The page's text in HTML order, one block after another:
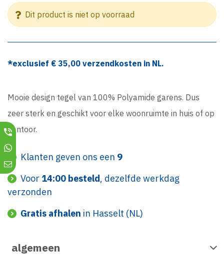
Dit product is niet op voorraad
*exclusief € 35,00 verzendkosten in NL.
Mooie design tegel van 100% Polyamide garens. Dus
zeer sterk en geschikt voor elke woonruimte in huis of op
kantoor.
Klanten geven ons een 9
Voor 14:00 besteld, dezelfde werkdag
verzonden
Gratis afhalen in Hasselt (NL)
algemeen